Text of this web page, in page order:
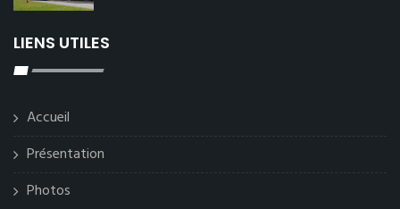
LIENS UTILES
Accueil
Présentation
Photos